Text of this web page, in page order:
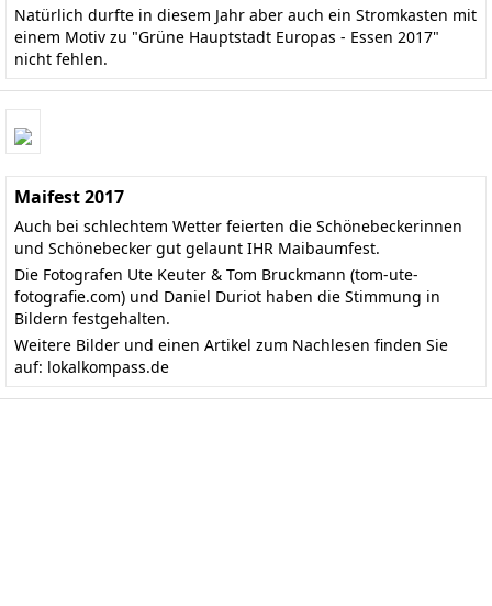
Natürlich durfte in diesem Jahr aber auch ein Stromkasten mit
einem Motiv zu "Grüne Hauptstadt Europas - Essen 2017"
nicht fehlen.
Maifest 2017
Auch bei schlechtem Wetter feierten die Schönebeckerinnen
und Schönebecker gut gelaunt IHR Maibaumfest.
Die Fotografen Ute Keuter & Tom Bruckmann (tom-ute-
fotografie.com) und Daniel Duriot haben die Stimmung in
Bildern festgehalten.
Weitere Bilder und einen Artikel zum Nachlesen finden Sie
auf: lokalkompass.de